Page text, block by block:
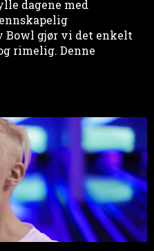
dagene med
Bowl gjør vi det enkelt
rimelig. Denne